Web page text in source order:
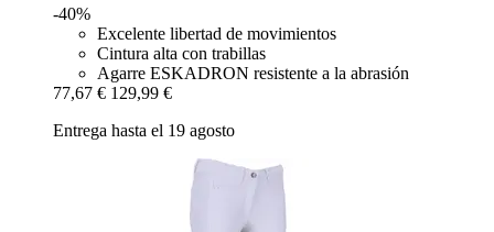
-40%
Excelente libertad de movimientos
Cintura alta con trabillas
Agarre ESKADRON resistente a la abrasión
77,67 € 129,99 €
Entrega hasta el 19 agosto